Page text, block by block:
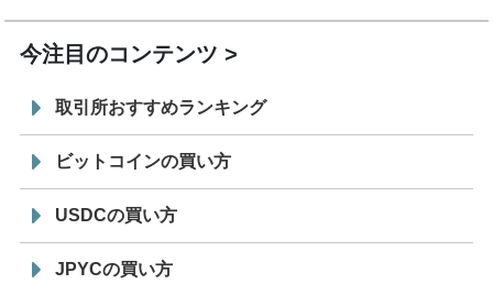
今注目のコンテンツ
取引所おすすめランキング
ビットコインの買い方
USDCの買い方
JPYCの買い方